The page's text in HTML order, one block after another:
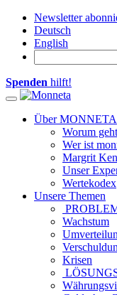
Newsletter
Deutsch
English
Spenden hilft!
Toggle navigation
Über MONNETA
Worum
Wer ist
Margrit
Unser
Wertekodex
Unsere Themen
Wachstum
Krisen